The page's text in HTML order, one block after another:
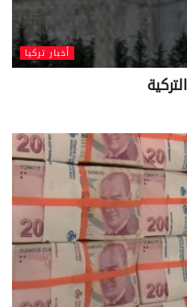
أخبار تركيا